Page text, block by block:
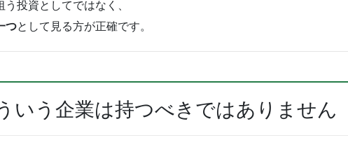
投資としてではなく、
つとして見る方が正確です。
いう企業は持つべきではありません